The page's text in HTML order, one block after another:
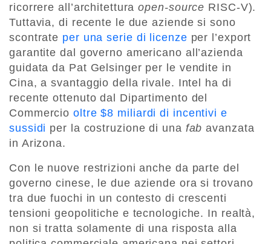
ricorrere all’architetturaopen-source RISC-V).
Tuttavia, di recente le due aziende si sono
scontrate per una serie di licenze per l’export
garantite dal governo americano all’azienda
guidata da Pat Gelsinger per le vendite in
Cina, a svantaggio della rivale. Intel ha di
recente ottenuto dal Dipartimento del
Commerciooltre $8 miliardi di incentivi e
sussidi per la costruzione di una fabavanzata
in Arizona.
Con le nuove restrizioni anche da parte del
governo cinese, le due aziende ora si trovano
tra due fuochi in un contesto di crescenti
tensioni geopolitiche e tecnologiche. In realtà,
non si tratta solamente di una risposta alla